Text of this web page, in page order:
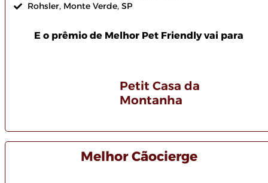
Rohsler, Monte Verde, SP
E o prêmio de Melhor Pet Friendly vai para
Petit Casa da
Montanha
Melhor Cãocierge